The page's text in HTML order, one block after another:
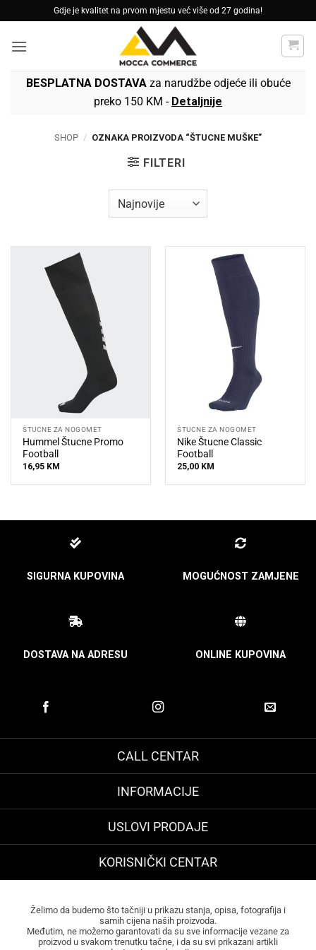
to
content
Gdje je kvalitet na prvom mjestu već više od 27 godina!
BESPLATNA DOSTAVAza narudžbe odjeće ili obuće
preko 150 KM - Detaljnije
SHOP / OZNAKA PROIZVODA “ŠTUCNE MUŠKE”
FILTERI
ŠTUCNE ZA NOGOMET
Hummel Štucne Promo
Football
16,95 KM
ŠTUCNE ZA NOGOMET
Nike Štucne Classic
Football
25,00 KM
SIGURNA KUPOVINA MOGUĆNOST ZAMJENE
DOSTAVA NA ADRESU ONLINE KUPOVINA
CALL CENTAR
INFORMACIJE
USLOVI PRODAJE
KORISNIČKI CENTAR
Želimo da budemo što tačniji u prikazu stanja, opisa, fotografija i
samih cijena naših proizvoda.
Međutim, ne možemo garantovati da su sve informacije vezane za
proizvod u svakom trenutku tačne, i da su svi prikazani artikli